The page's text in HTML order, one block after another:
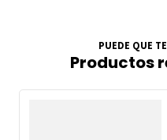
PUEDE QUE
Productos